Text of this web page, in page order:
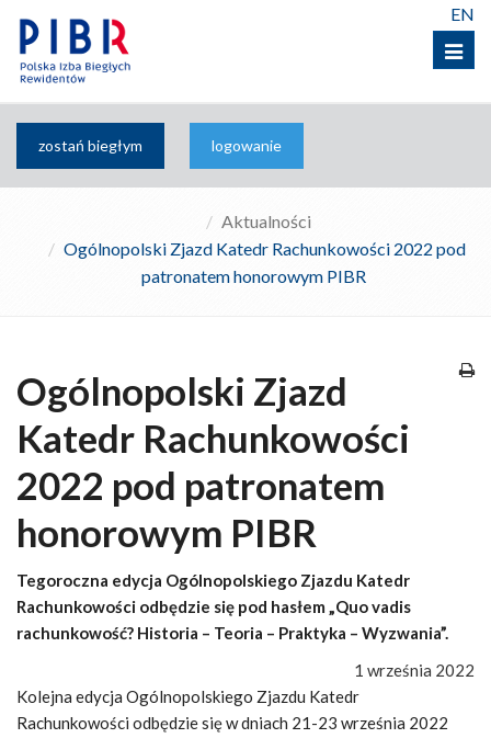
Menu
EN
zostań biegłym logowanie
Aktualności
Ogólnopolski Zjazd Katedr Rachunkowości 2022 pod
patronatem honorowym PIBR
Ogólnopolski Zjazd
Katedr Rachunkowości
2022 pod patronatem
honorowym PIBR
Tegoroczna edycja Ogólnopolskiego Zjazdu Katedr
Rachunkowości odbędzie się pod hasłem „Quo vadis
rachunkowość? Historia – Teoria – Praktyka – Wyzwania”.
1 września 2022
Kolejna edycja Ogólnopolskiego Zjazdu Katedr
Rachunkowości odbędzie się w dniach 21-23 września 2022